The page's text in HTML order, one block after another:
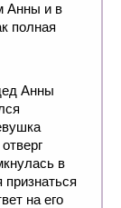
Анны и в
полная
Анны
в
на его